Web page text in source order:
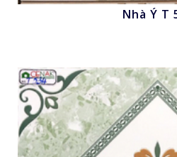
Nhấn để
Nhà Ý T